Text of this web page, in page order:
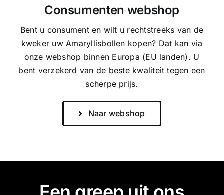
Consumenten webshop
Bent u consument en wilt u rechtstreeks van de
kweker uw Amaryllisbollen kopen? Dat kan via
onze webshop binnen Europa (EU landen). U
bent verzekerd van de beste kwaliteit tegen een
scherpe prijs.
Naar webshop